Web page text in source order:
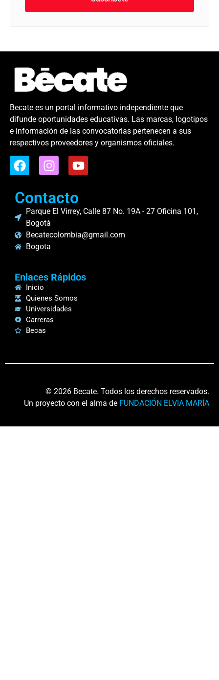
Becate es un portal informativo independiente que
difunde oportunidades educativas. Las marcas, logotipos
e información de las convocatorias pertenecen a sus
respectivos proveedores y organismos oficiales.
Contacto
Parque El Virrey, Calle 87 No. 19A - 27 Oficina 101,
Bogotá
Becatecolombia@gmail.com
Bogota
Enlaces Rápidos
Inicio
Quienes Somos
Universidades
Carreras
Becas
© 2026 Becate. Todos los derechos reservados.
Un proyecto con el alma de FUNDACIÓN ELVIA MARÍA